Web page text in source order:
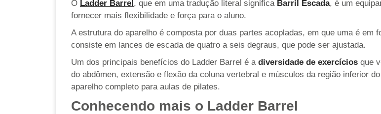
O Ladder Barrel, que em uma tradução literal significa Barril Escada, é um
fornecer mais flexibilidade e força para o aluno.
A estrutura do aparelho é composta por duas partes acopladas, em que uma é em
consiste em lances de escada de quatro a seis degraus, que pode ser ajustada.
Um dos principais benefícios do Ladder Barrel é a diversidade de exercícios que
do abdômen, extensão e flexão da coluna vertebral e músculos da região inferior
aparelho completo para aulas de pilates.
Conhecendo mais o Ladder Barrel